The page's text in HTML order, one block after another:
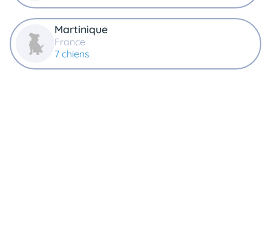
Martinique
France
7 chiens